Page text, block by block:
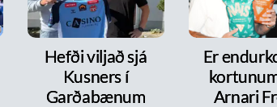
Hefði viljað sjá
Kusners í
Garðabænum
Er
Arnari